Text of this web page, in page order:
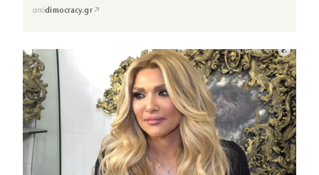
απόdimocracy.gr↗